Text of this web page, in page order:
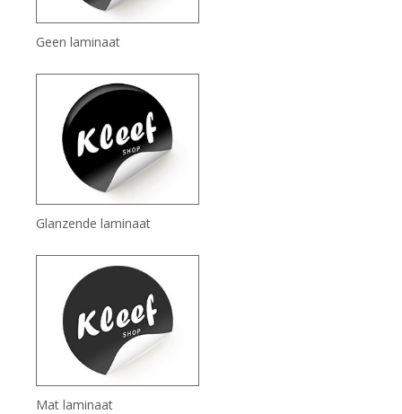
Geen laminaat
Glanzende laminaat
Mat laminaat